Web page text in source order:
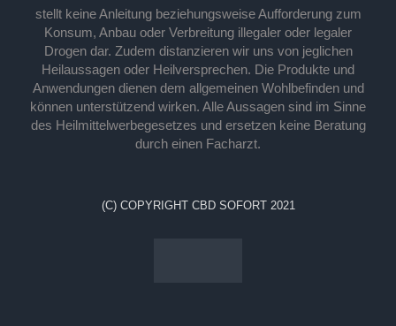
stellt keine Anleitung beziehungsweise Aufforderung zum
Konsum, Anbau oder Verbreitung illegaler oder legaler
Drogen dar. Zudem distanzieren wir uns von jeglichen
Heilaussagen oder Heilversprechen. Die Produkte und
Anwendungen dienen dem allgemeinen Wohlbefinden und
können unterstützend wirken. Alle Aussagen sind im Sinne
des Heilmittelwerbegesetzes und ersetzen keine Beratung
durch einen Facharzt.
(C) COPYRIGHT CBD SOFORT 2021